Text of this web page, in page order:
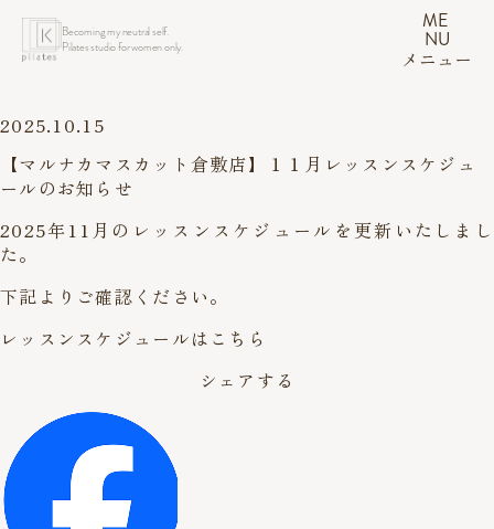
Becoming my neutral self.
Pilates studio for women only.
ME
NU
メニュー
2025.10.15
【マルナカマスカット倉敷店】１１月レッスンスケジュ
ールのお知らせ
2025年11月のレッスンスケジュールを更新いたしまし
た。
下記よりご確認ください。
レッスンスケジュールはこちら
シェアする